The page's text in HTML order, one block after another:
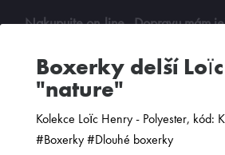
boxerky delší Loïc Henry
"nature"
Kolekce Loïc Henry - Polyester, kód:
#Boxerky #Dlouhé boxerky
Nakupujte on-line. Dopravu mám